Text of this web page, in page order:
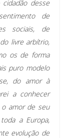
desse
de
sociais, de
livre arbítrio,
os de forma
puro modelo
do amor à
a conhecer
amor de seu
a Europa,
evolução de